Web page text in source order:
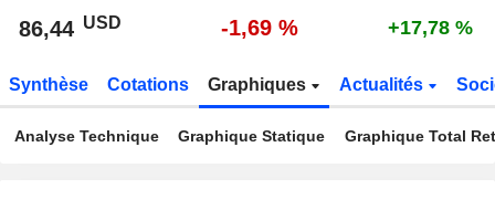
86,44 USD -1,69 % +17,78 %
Synthèse Cotations Graphiques Actualités
Analyse Technique Graphique Statique Graphique Total